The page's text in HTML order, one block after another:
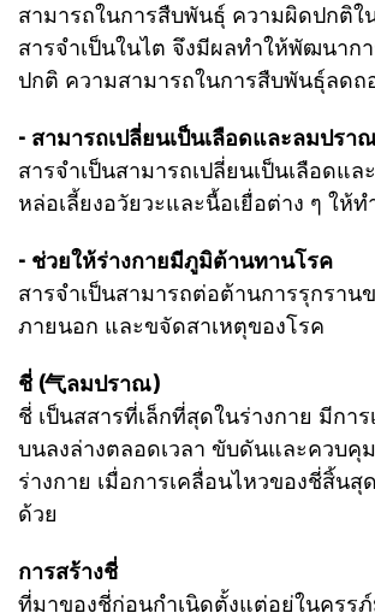
สามารถในการสืบพันธุ์ ความผิดปกติใ
สารจำเป็นในไต จึงมีผลทำให้พัฒนาก
ปกติ ความสามารถในการสืบพันธุ์ลดถ
- สามารถเปลี่ยนเป็นเลือดและลมปรา
สารจำเป็นสามารถเปลี่ยนเป็นเลือดแ
หล่อเลี้ยงอวัยวะและนื้อเยื่อต่าง ๆ ให้ท
- ช่วยให้ร่างกายมีภูมิต้านทานโรค
สารจำเป็นสามารถต่อต้านการรุกราน
ภายนอก และขจัดสาเหตุของโรค
ชี่ (气ลมปราณ)
ชี่ เป็นสสารที่เล็กที่สุดในร่างกาย มีกา
บนลงล่างตลอดเวลา ขับดันและควบคุ
ร่างกาย เมื่อการเคลื่อนไหวของชี่สิ้น
ด้วย
การสร้างชี่
ที่มาของชี่ก่อนกำเนิดตั้งแต่อยู่ในครรภ์